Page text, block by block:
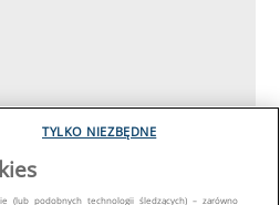
(lub podobnych technologii śledzących) – zarówno
TYLKO NIEZBĘDNE